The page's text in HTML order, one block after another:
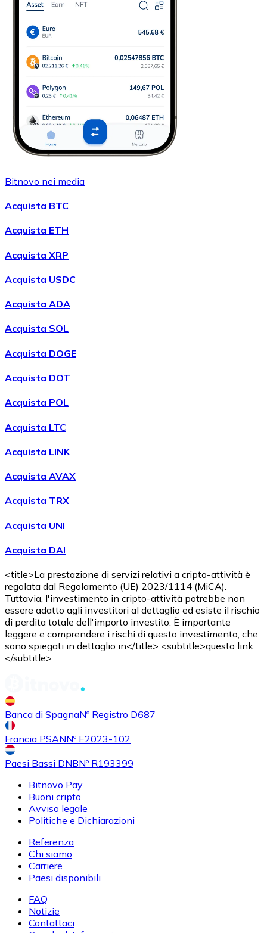
Bitnovo nei media
Acquista BTC
Acquista ETH
Acquista XRP
Acquista USDC
Acquista ADA
Acquista SOL
Acquista DOGE
Acquista DOT
Acquista POL
Acquista LTC
Acquista LINK
Acquista AVAX
Acquista TRX
Acquista UNI
Acquista DAI
<title>La prestazione di servizi relativi a cripto-attività è
regolata dal Regolamento (UE) 2023/1114 (MiCA).
Tuttavia, l'investimento in cripto-attività potrebbe non
essere adatto agli investitori al dettaglio ed esiste il rischio
di perdita totale dell'importo investito. È importante
leggere e comprendere i rischi di questo investimento, che
sono spiegati in dettaglio in</title> <subtitle>questo link.
</subtitle>
Banca di SpagnaNº Registro D687
Francia PSANNº E2023-102
Paesi Bassi DNBNº R193399
Bitnovo Pay
Buoni cripto
Avviso legale
Politiche e Dichiarazioni
Referenza
Chi siamo
Carriere
Paesi disponibili
FAQ
Notizie
Contattaci